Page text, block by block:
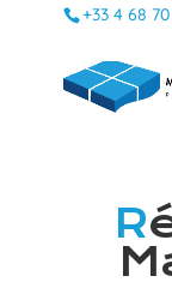
+33 4 68
R